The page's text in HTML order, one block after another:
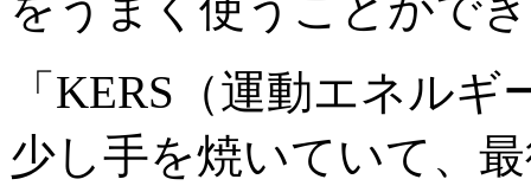
「KERS（運動エネル
少し手を焼いていて、